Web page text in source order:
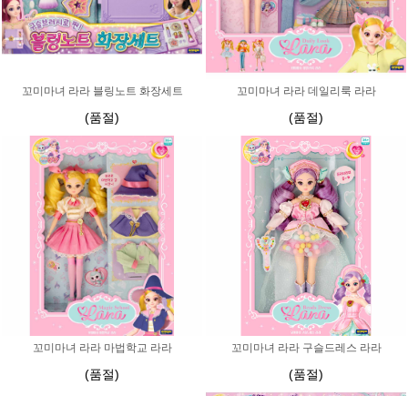
꼬미마녀 라라 블링노트 화장세트
(품절)
꼬미마녀 라라 데일리룩 라라
(품절)
꼬미마녀 라라 마법학교 라라
(품절)
꼬미마녀 라라 구슬드레스 라라
(품절)